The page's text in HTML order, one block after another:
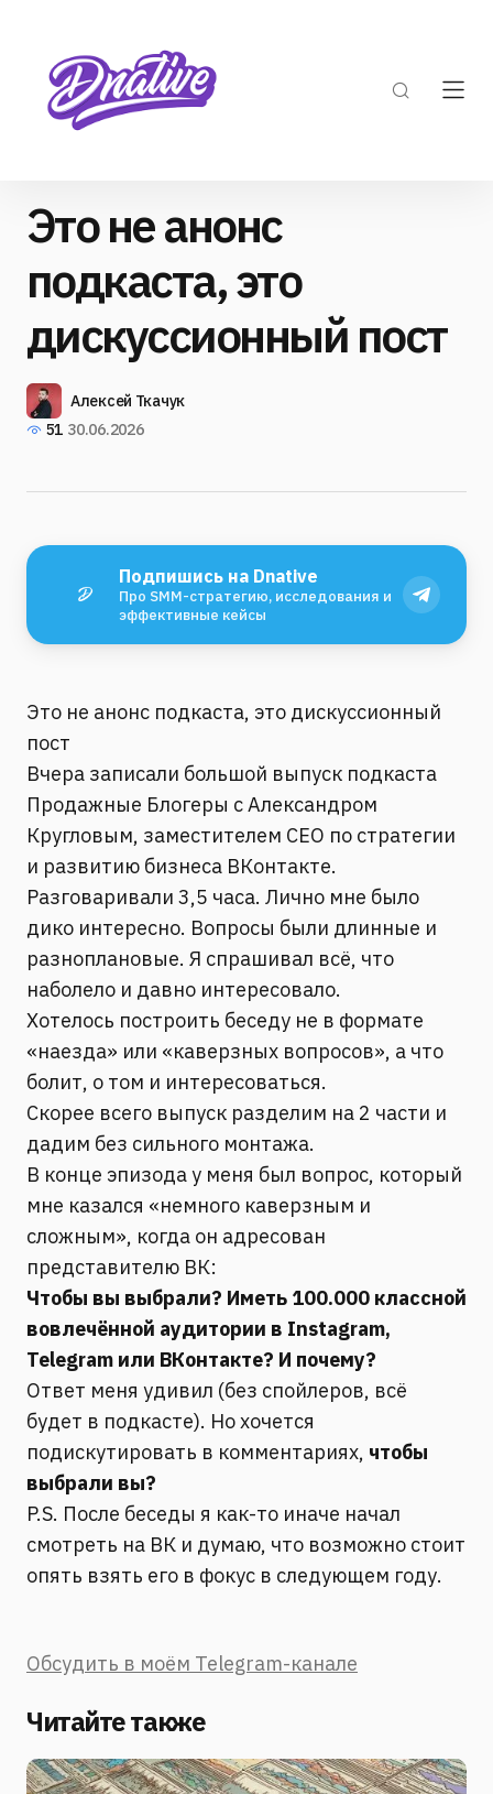
Это не анонс
подкаста, это
дискуссионный пост
Алексей Ткачук
51 30.06.2026
Подпишись на Dnative
Про SMM-стратегию, исследования и
эффективные кейсы
Это не анонс подкаста, это дискуссионный
пост
Вчера записали большой выпуск подкаста
Продажные Блогеры с Александром
Кругловым, заместителем CEO по стратегии
и развитию бизнеса ВКонтакте.
Разговаривали 3,5 часа. Лично мне было
дико интересно. Вопросы были длинные и
разноплановые. Я спрашивал всё, что
наболело и давно интересовало.
Хотелось построить беседу не в формате
«наезда» или «каверзных вопросов», а что
болит, о том и интересоваться.
Скорее всего выпуск разделим на 2 части и
дадим без сильного монтажа.
В конце эпизода у меня был вопрос, который
мне казался «немного каверзным и
сложным», когда он адресован
представителю ВК:
Чтобы вы выбрали? Иметь 100.000 классной
вовлечённой аудитории в Instagram,
Telegram или ВКонтакте? И почему?
Ответ меня удивил (без спойлеров, всё
будет в подкасте). Но хочется
подискутировать в комментариях, чтобы
выбрали вы?
P.S. После беседы я как-то иначе начал
смотреть на ВК и думаю, что возможно стоит
опять взять его в фокус в следующем году.
Обсудить в моём Telegram-канале
Читайте также